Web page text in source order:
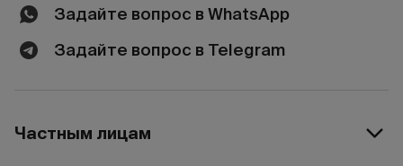
Задайте вопрос в WhatsApp
Задайте вопрос в Telegram
Частным лицам